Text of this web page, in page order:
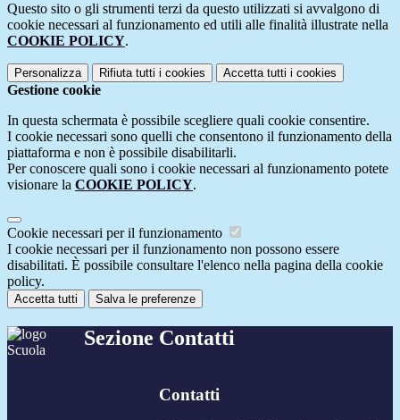
Questo sito o gli strumenti terzi da questo utilizzati si avvalgono di
cookie necessari al funzionamento ed utili alle finalità illustrate nella
COOKIE POLICY.
Personalizza Rifiuta tutti i cookies Accetta tutti i cookies
Gestione cookie
In questa schermata è possibile scegliere quali cookie consentire.
I cookie necessari sono quelli che consentono il funzionamento della
piattaforma e non è possibile disabilitarli.
Per conoscere quali sono i cookie necessari al funzionamento potete
visionare la COOKIE POLICY.
Cookie necessari per il funzionamento
I cookie necessari per il funzionamento non possono essere
disabilitati. È possibile consultare l'elenco nella pagina della cookie
policy.
Accetta tutti Salva le preferenze
Sezione Contatti
Contatti